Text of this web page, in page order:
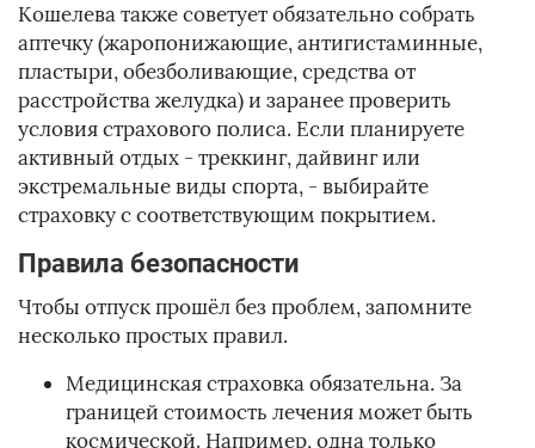
Кошелева также советует обязательно собрать
аптечку (жаропонижающие, антигистаминные,
пластыри, обезболивающие, средства от
расстройства желудка) и заранее проверить
условия страхового полиса. Если планируете
активный отдых - треккинг, дайвинг или
экстремальные виды спорта, - выбирайте
страховку с соответствующим покрытием.
Правила безопасности
Чтобы отпуск прошёл без проблем, запомните
несколько простых правил.
Медицинская страховка обязательна. За
границей стоимость лечения может быть
космической. Например, одна только